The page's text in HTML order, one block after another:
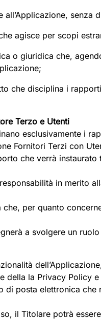
all’Applicazione, senza
agisce per scopi
o giuridica che,
che disciplina i
Terzo e Utenti
esclusivamente i
Fornitori Terzi con
che verrà
in merito
che, per quanto
a svolgere un
della la Privacy Policy
di posta elettronica
il Titolare potrà